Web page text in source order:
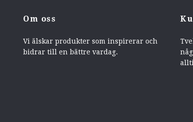
Om oss
Vi älskar produkter som inspirerar och
bidrar till en bättre vardag.